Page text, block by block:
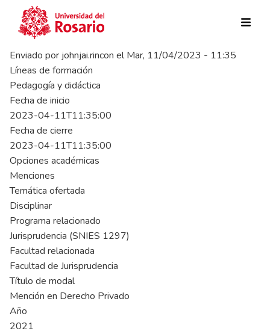
Pasar al contenido principal
Enviado por johnjai.rincon elMar, 11/04/2023 - 11:35
Líneas de formación
Pedagogía y didáctica
Fecha de inicio
2023-04-11T11:35:00
Fecha de cierre
2023-04-11T11:35:00
Opciones académicas
Menciones
Temática ofertada
Disciplinar
Programa relacionado
Jurisprudencia (SNIES 1297)
Facultad relacionada
Facultad de Jurisprudencia
Título de modal
Mención en Derecho Privado
Año
2021